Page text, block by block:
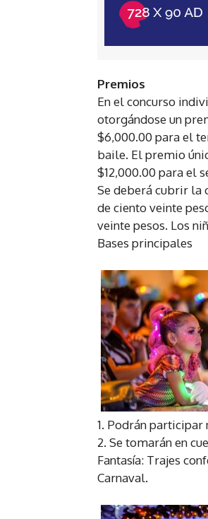
Premios
En el concurso
otorgándose un
$6,000.00 para el
baile. El premio
$12,000.00 para el
Se deberá cubrir la
de ciento veinte
veinte pesos. Los
Bases principales
1. Podrán participar
2. Se tomarán en
Fantasía: Trajes
Carnaval.